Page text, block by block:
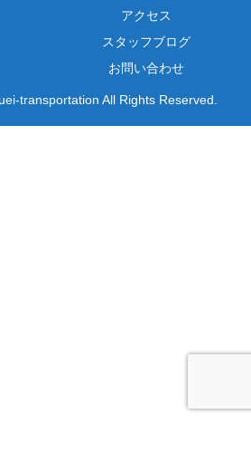
アクセス
スタッフブログ
お問い合わせ
transportation All Rights Reserved.